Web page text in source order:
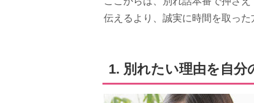
伝えるより、誠実に時間を取った
1. 別れたい理由を自分